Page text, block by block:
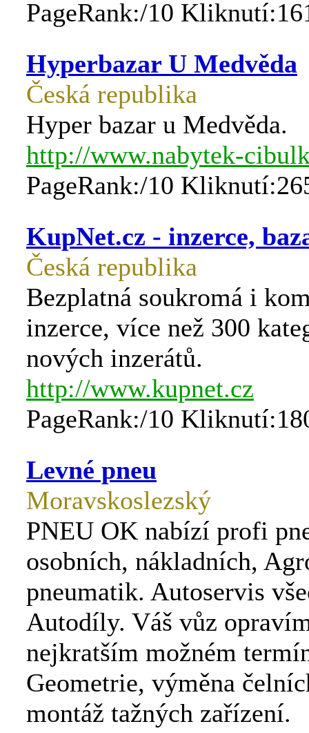
PageRank:/10
Hyperbazar U Medvěda
Česká republika
Hyper bazar u Medvěda.
http://www.nabytek-
PageRank:/10
KupNet.cz - inzerce,
Česká republika
Bezplatná soukromá i
inzerce, více než 300
nových inzerátů.
http://www.kupnet.cz
PageRank:/10
Levné pneu
Moravskoslezský
PNEU OK nabízí profi
osobních, nákladních,
pneumatik. Autoservis
Autodíly. Váš vůz
nejkratším možném
Geometrie, výměna
montáž tažných zařízení.